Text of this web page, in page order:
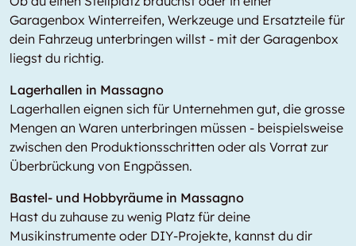
Garagenbox Winterreifen, Werkzeuge und Ersatzteile für
dein Fahrzeug unterbringen willst - mit der Garagenbox
liegst du richtig.
Lagerhallen in Massagno
Lagerhallen eignen sich für Unternehmen gut, die grosse
Mengen an Waren unterbringen müssen - beispielsweise
zwischen den Produktionsschritten oder als Vorrat zur
Überbrückung von Engpässen.
Bastel- und Hobbyräume in Massagno
Hast du zuhause zu wenig Platz für deine
Musikinstrumente oder DIY-Projekte, kannst du dir